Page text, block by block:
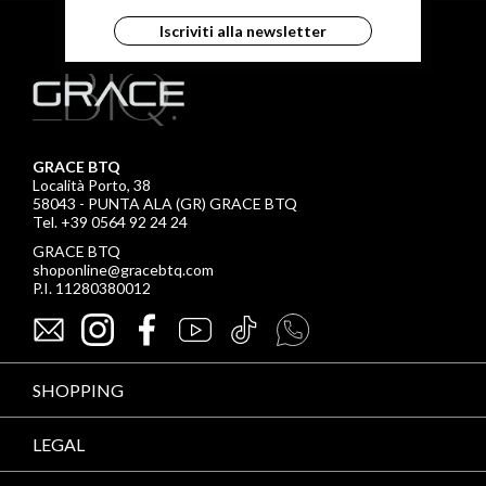
GRACE BTQ
Località Porto, 38
58043 - PUNTA ALA (GR) GRACE BTQ
Tel. +39 0564 92 24 24
GRACE BTQ
shoponline@gracebtq.com
P.I. 11280380012
SHOPPING
LEGAL
Iscriviti alla newsletter